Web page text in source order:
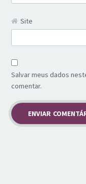
Site
Salvar meus dados
comentar.